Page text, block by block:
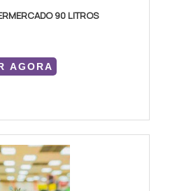
90 LITROS
AGORA